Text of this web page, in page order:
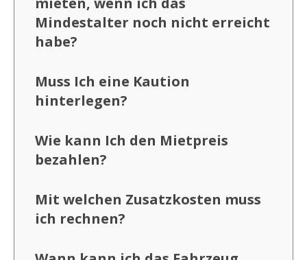
Mindestalter noch nicht erreicht
habe?
Muss Ich eine Kaution
hinterlegen?
Wie kann Ich den Mietpreis
bezahlen?
Mit welchen Zusatzkosten muss
ich rechnen?